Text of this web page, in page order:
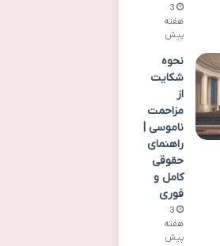
3
هفته
پیش
نحوه
شکایت
از
مزاحمت
ناموسی |
راهنمای
حقوقی
کامل و
فوری
3
هفته
پیش